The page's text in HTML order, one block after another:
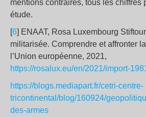
mentions contraires, tous les chiffres
étude.
[6] ENAAT, Rosa Luxembourg
militarisée. Comprendre et affronter
l’Union européenne, 2021,
https://rosalux.eu/en/2021/import-
https://blogs.mediapart.fr/cetri-centre-
tricontinental/blog/160924/
des-armes